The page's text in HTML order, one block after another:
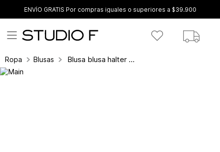
ENVÍO GRATIS Por compras iguales o superiores a $39.900
Ropa Blusas Blusa blusa halter de amarre en espalda